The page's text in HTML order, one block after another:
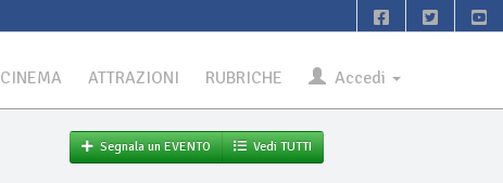
CINEMA ATTRAZIONI RUBRICHE Accedi
Segnala un EVENTO Vedi TUTTI